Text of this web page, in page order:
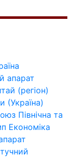
апарат
(регіон)
(Україна)
Північна та
Економіка